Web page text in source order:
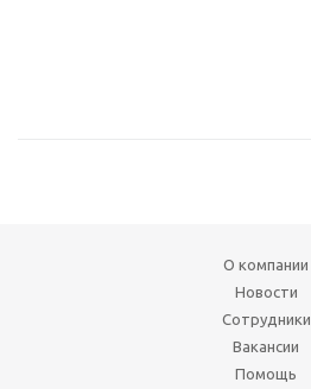
О компании
Новости
Сотрудники
Вакансии
Помощь